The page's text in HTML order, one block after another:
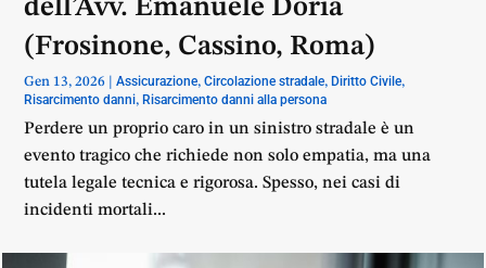
dell’Avv. Emanuele Doria
(Frosinone, Cassino, Roma)
Gen 13, 2026 |Assicurazione,Circolazione stradale, Diritto Civile,
Risarcimento danni, Risarcimento danni alla persona
Perdere un proprio caro in un sinistro stradale è un
evento tragico che richiede non solo empatia, ma una
tutela legale tecnica e rigorosa. Spesso, nei casi di
incidenti mortali...